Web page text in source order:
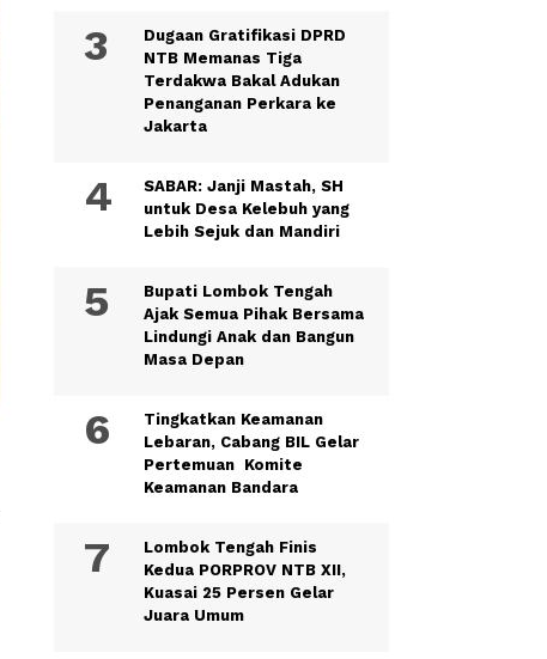
Dugaan Gratifikasi DPRD
NTB Memanas Tiga
Terdakwa Bakal Adukan
Penanganan Perkara ke
Jakarta
SABAR: Janji Mastah, SH
untuk Desa Kelebuh yang
Lebih Sejuk dan Mandiri
Bupati Lombok Tengah
Ajak Semua Pihak Bersama
Lindungi Anak dan Bangun
Masa Depan
Tingkatkan Keamanan
Lebaran, Cabang BIL Gelar
Pertemuan Komite
Keamanan Bandara
Lombok Tengah Finis
Kedua PORPROV NTB XII,
Kuasai 25 Persen Gelar
Juara Umum